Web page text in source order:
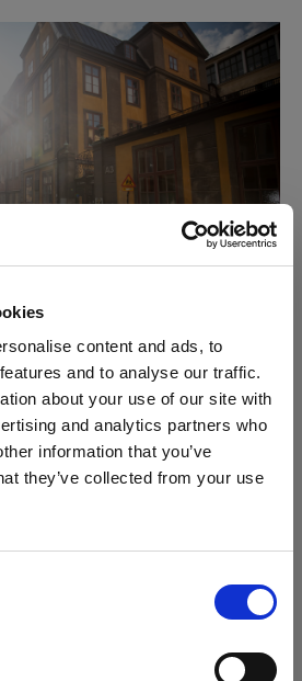
content and ads, to
and to analyse our traffic.
about your use of our site with
and analytics partners who
information that you’ve
they’ve collected from your use
votre emplacement ?